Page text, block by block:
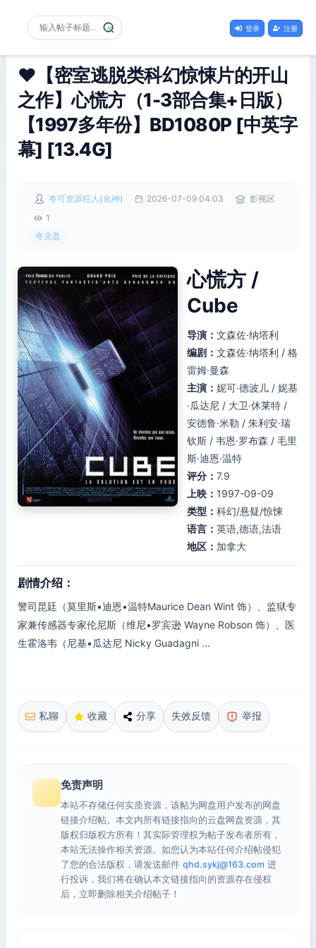
登录 注册
❤️【密室逃脱类科幻惊悚片的开山
之作】心慌方（1-3部合集+日版）
【1997多年份】BD1080P [中英字
幕] [13.4G]
夸可资源狂人(化神) 2026-07-09 04:03
影视区
1
夸克盘
心慌方 /
Cube
导演： 文森佐·纳塔利
编剧： 文森佐·纳塔利 / 格
雷姆·曼森
主演： 妮可·德波儿 / 妮基
·瓜达尼 / 大卫·休莱特 /
安德鲁·米勒 / 朱利安·瑞
钦斯 / 韦恩·罗布森 / 毛里
斯·迪恩·温特
评分： 7.9
上映： 1997-09-09
类型： 科幻/悬疑/惊悚
语言： 英语,德语,法语
地区： 加拿大
剧情介绍：
警司昆廷（莫里斯•迪恩•温特Maurice Dean Wint 饰）、监狱专
家兼传感器专家伦尼斯（维尼•罗宾逊 Wayne Robson 饰）、医
生霍洛韦（尼基•瓜达尼 Nicky Guadagni ...
私聊 收藏 分享 失效反馈 举报
免责声明
本站不存储任何实质资源，该帖为网盘用户发布的网盘
链接介绍帖。本文内所有链接指向的云盘网盘资源，其
版权归版权方所有！其实际管理权为帖子发布者所有，
本站无法操作相关资源。如您认为本站任何介绍帖侵犯
了您的合法版权，请发送邮件 qhd.sykj@163.com 进
行投诉，我们将在确认本文链接指向的资源存在侵权
后，立即删除相关介绍帖子！